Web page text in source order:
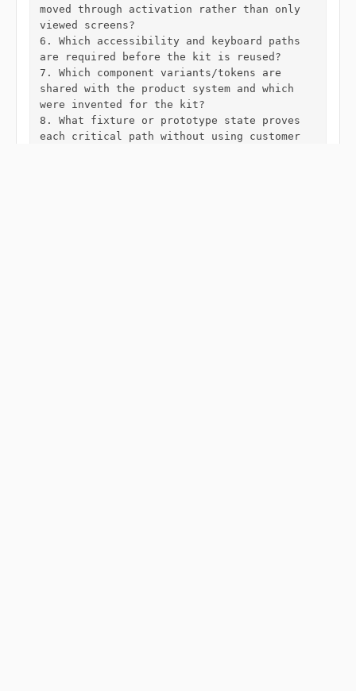
moved through activation rather than only
viewed screens?
6. Which accessibility and keyboard paths
are required before the kit is reused?
7. Which component variants/tokens are
shared with the product system and which
were invented for the kit?
8. What fixture or prototype state proves
each critical path without using customer